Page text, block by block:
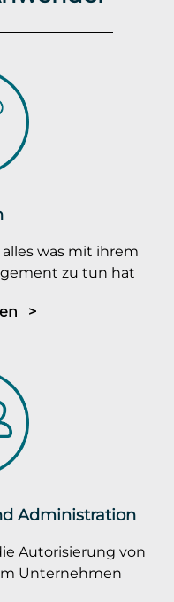
was mit ihrem
zu tun hat
>
Administration
Autorisierung von
Unternehmen